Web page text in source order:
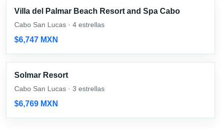
Villa del Palmar Beach Resort and Spa Cabo
Cabo San Lucas · 4 estrellas
$6,747 MXN
Solmar Resort
Cabo San Lucas · 3 estrellas
$6,769 MXN